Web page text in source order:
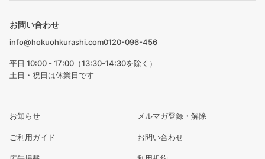
お問い合わせ
info@hokuohkurashi.com0120-096-456
平日 10:00 - 17:00（13:30-14:30を除く）
土日・祝日は休業日です
お知らせ メルマガ登録・解除
ご利用ガイド お問い合わせ